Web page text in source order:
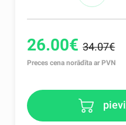
26.00€34.07€
Preces cena norādīta ar PVN